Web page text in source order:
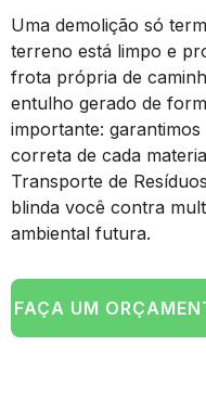
Uma demolição só
terreno está limpo e
frota própria de
entulho gerado de
importante:
correta de cada
Transporte de
blinda você contra
ambiental futura.
FAÇA UM